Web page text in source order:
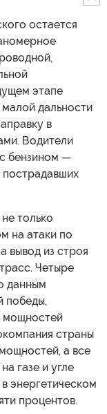
остается
этапе
дальности
в
Водители
бензином —
пострадавших
только
на атаки по
вывод из строя
Четыре
данным
победы,
мощностей
страны
а все
газе и угле
энергетическом
процентов.